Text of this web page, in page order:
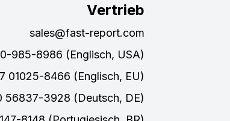
Vertrieb
sales@fast-report.com
985-8986 (Englisch, USA)
01025-8466 (Englisch, EU)
56837-3928 (Deutsch, DE)